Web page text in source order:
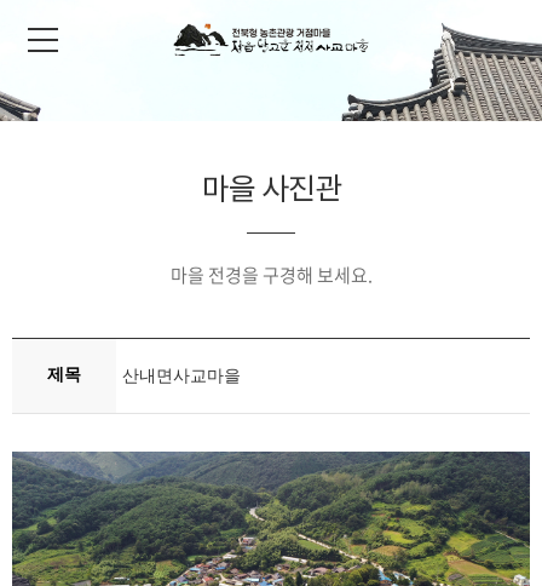
마을 사진관
마을 전경을 구경해 보세요.
제목 산내면사교마을